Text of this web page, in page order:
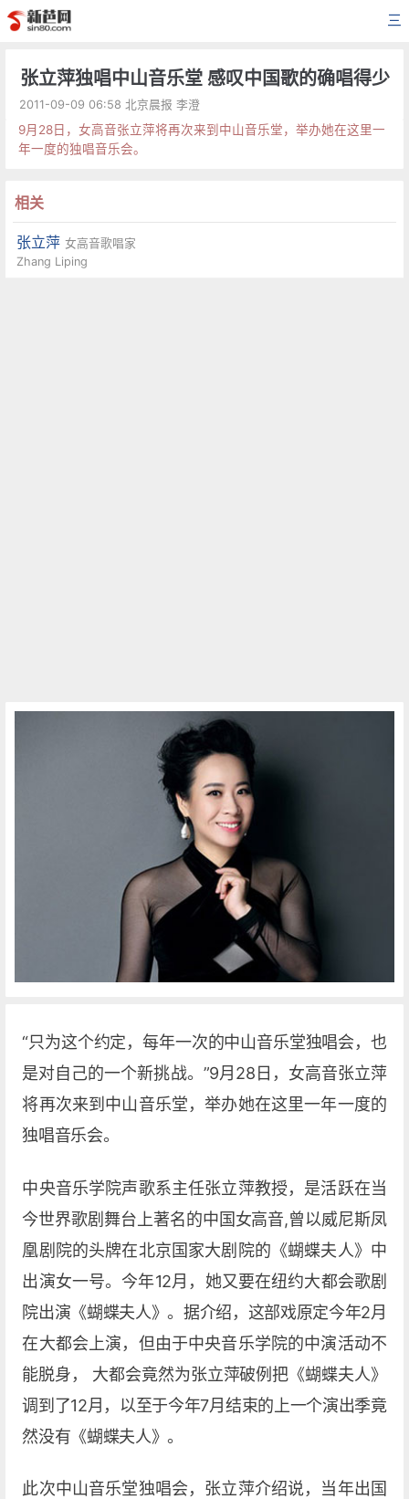
三
张立萍独唱中山音乐堂 感叹中国歌的确唱得少
2011-09-09 06:58 北京晨报 李澄
9月28日，女高音张立萍将再次来到中山音乐堂，举办她在这里一
年一度的独唱音乐会。
相关
张立萍女高音歌唱家
Zhang Liping
“只为这个约定，每年一次的中山音乐堂独唱会，也
是对自己的一个新挑战。”9月28日，女高音张立萍
将再次来到中山音乐堂，举办她在这里一年一度的
独唱音乐会。
中央音乐学院声歌系主任张立萍教授，是活跃在当
今世界歌剧舞台上著名的中国女高音,曾以威尼斯凤
凰剧院的头牌在北京国家大剧院的《蝴蝶夫人》中
出演女一号。今年12月，她又要在纽约大都会歌剧
院出演《蝴蝶夫人》。据介绍，这部戏原定今年2月
在大都会上演，但由于中央音乐学院的中演活动不
能脱身， 大都会竟然为张立萍破例把《蝴蝶夫人》
调到了12月，以至于今年7月结束的上一个演出季竟
然没有《蝴蝶夫人》。
此次中山音乐堂独唱会，张立萍介绍说，当年出国